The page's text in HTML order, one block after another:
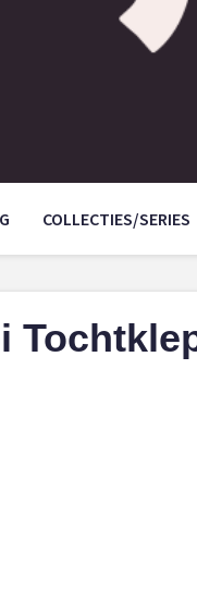
COLLECTIES/SERIES